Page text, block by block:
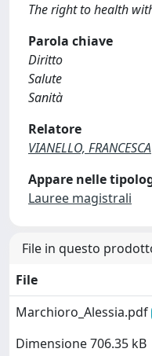
The right to health
Parola chiave
Diritto
Salute
Sanità
Relatore
VIANELLO, FRANCESCA
Appare nelle
Lauree magistrali
File in questo
File
Marchioro_Alessia.pdf
Dimensione 706.35 kB